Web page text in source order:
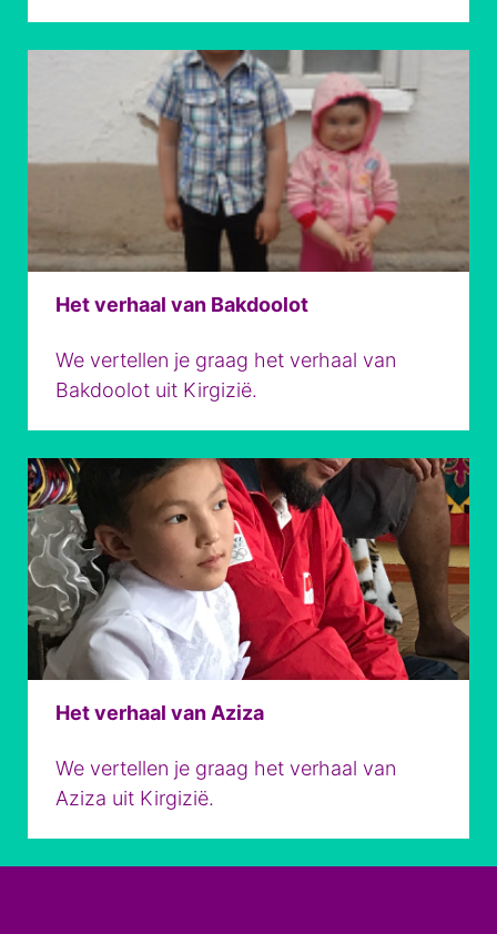
Het verhaal van Bakdoolot
We vertellen je graag het verhaal van
Bakdoolot uit Kirgizië.
Het verhaal van Aziza
We vertellen je graag het verhaal van
Aziza uit Kirgizië.